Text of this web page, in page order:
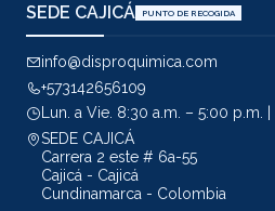
SEDE CAJICÁ PUNTO DE RECOGIDA
info@disproquimica.com
+573142656109
Lun. a Vie. 8:30 a.m. – 5:00 p.m.
SEDE CAJICÁ
Carrera 2 este # 6a-55
Cajicá - Cajicá
Cundinamarca - Colombia